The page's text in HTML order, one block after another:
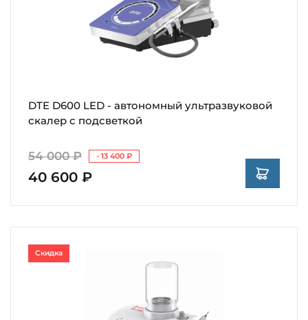
DTE D600 LED - автономный ультразвуковой
скалер с подсветкой
54 000 ₽ - 13 400 ₽
40 600 ₽
Скидка